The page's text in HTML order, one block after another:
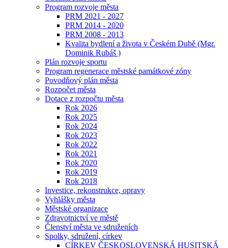
Program rozvoje města
PRM 2021 - 2027
PRM 2014 - 2020
PRM 2008 - 2013
Kvalita bydlení a života v Českém Dubě (Mgr.
Dominik Rubáš )
Plán rozvoje sportu
Program regenerace městské památkové zóny
Povodňový plán města
Rozpočet města
Dotace z rozpočtu města
Rok 2026
Rok 2025
Rok 2024
Rok 2023
Rok 2022
Rok 2021
Rok 2020
Rok 2019
Rok 2018
Investice, rekonstrukce, opravy
Vyhlášky města
Městské organizace
Zdravotnictví ve městě
Členství města ve sdruženích
Spolky, sdružení, církev
CÍRKEV ČESKOSLOVENSKÁ HUSITSKÁ